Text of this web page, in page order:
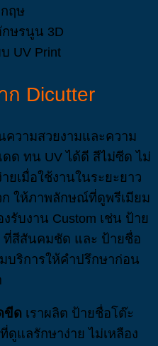
ฤษ
ษรนูน 3D
UV Print
ก Dicutter
ความสวยงามและความ
ด ทน UV ได้ดี สีไม่ซีด ไม่
ยเมื่อใช้งานในระยะยาว
ก ให้ภาพลักษณ์ที่ดูพรีเมียม
รับงาน Custom เช่น ป้าย
ที่สีสันคมชัด และ ป้ายชื่อ
บริการให้คำปรึกษาก่อน
ขีด เราผลิต ป้ายชื่อโต๊ะ
แลรักษาง่าย ไม่เหลือง